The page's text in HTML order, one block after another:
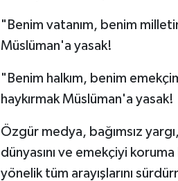
"Benim vatanım, benim
Müslüman'a yasak!
"Benim halkım, benim
haykırmak Müslüman'a yasak!
Özgür medya, bağımsız
dünyasını ve emekçiyi
yönelik tüm arayışlarını